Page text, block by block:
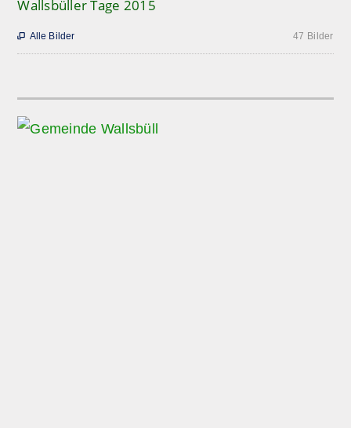
Wallsbüller Tage 2015
47 Bilder
 Alle Bilder